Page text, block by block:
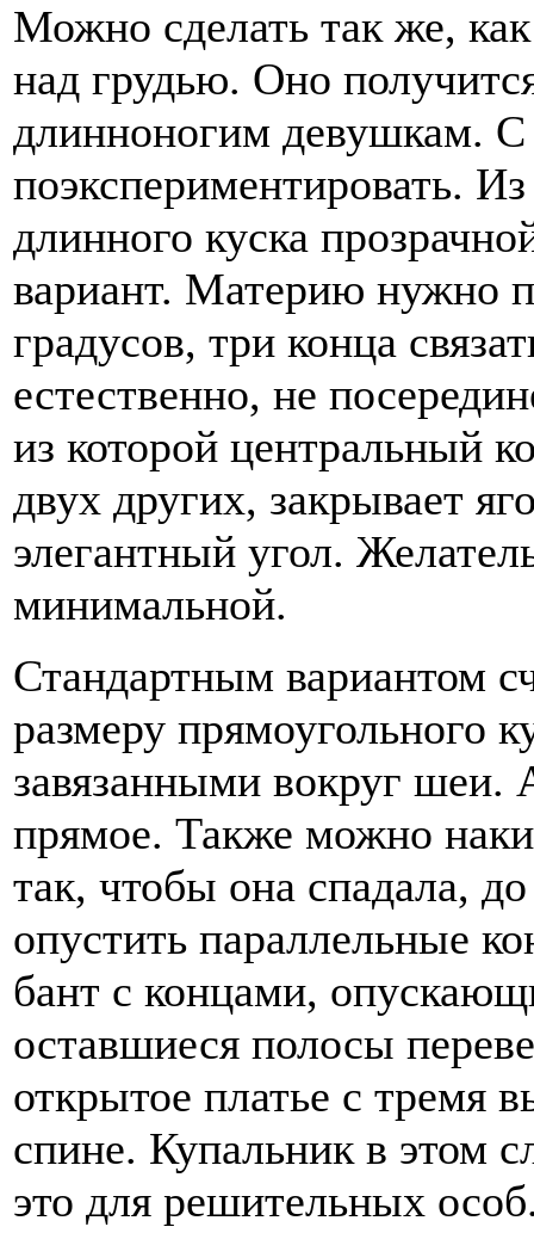
Можно сделать так же,
над грудью. Оно
длинноногим девушкам.
поэкспериментировать.
длинного куска
вариант. Материю нужно
градусов, три конца
естественно, не
из которой центральный
двух других, закрывает
элегантный угол.
минимальной.
Стандартным вариантом
размеру прямоугольного
завязанными вокруг шеи.
прямое. Также можно
так, чтобы она спадала,
опустить параллельные
бант с концами,
оставшиеся полосы
открытое платье с тремя
спине. Купальник в этом
это для решительных